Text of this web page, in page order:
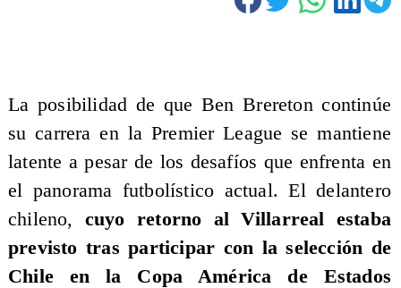
La posibilidad de que Ben Brereton continúe
su carrera en la Premier League se mantiene
latente a pesar de los desafíos que enfrenta en
el panorama futbolístico actual. El delantero
chileno, cuyo retorno al Villarreal estaba
previsto tras participar con la selección de
Chile en la Copa América de Estados